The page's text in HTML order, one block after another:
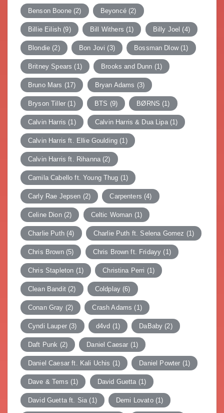
Benson Boone(2) Beyoncé(2)
Billie Eilish (9) Bill Withers (1) Billy Joel (4)
Blondie (2) Bon Jovi (3) Bossman Dlow(1)
Britney Spears (1) Brooks and Dunn (1)
Bruno Mars (17) Bryan Adams (3)
Bryson Tiller (1) BTS (9) BØRNS (1)
Calvin Harris (1) Calvin Harris & Dua Lipa(1)
Calvin Harris ft. Ellie Goulding (1)
Calvin Harris ft. Rihanna (2)
Camila Cabello ft. Young Thug (1)
Carly Rae Jepsen (2) Carpenters (4)
Celine Dion(2) Celtic Woman (1)
Charlie Puth(4) Charlie Puth ft. Selena Gomez (1)
Chris Brown(5) Chris Brown ft. Fridayy (1)
Chris Stapleton (1) Christina Perri (1)
Clean Bandit(2) Coldplay (6)
Conan Gray (2) Crash Adams (1)
Cyndi Lauper(3) d4vd (1) DaBaby (2)
Daft Punk (2) Daniel Caesar (1)
Daniel Caesar ft. Kali Uchis (1) Daniel Powter (1)
Dave & Tems (1) David Guetta (1)
David Guetta ft. Sia (1) Demi Lovato(1)